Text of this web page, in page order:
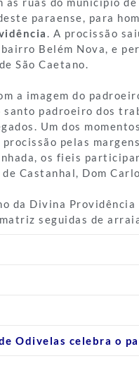
paraense, para
. A procissão
Belém Nova, e
São Caetano.
a imagem do
santo padroeiro dos
Um dos
pelas
os fieis
Castanhal, Dom
da Divina Providência
seguidas de
Odivelas celebra o